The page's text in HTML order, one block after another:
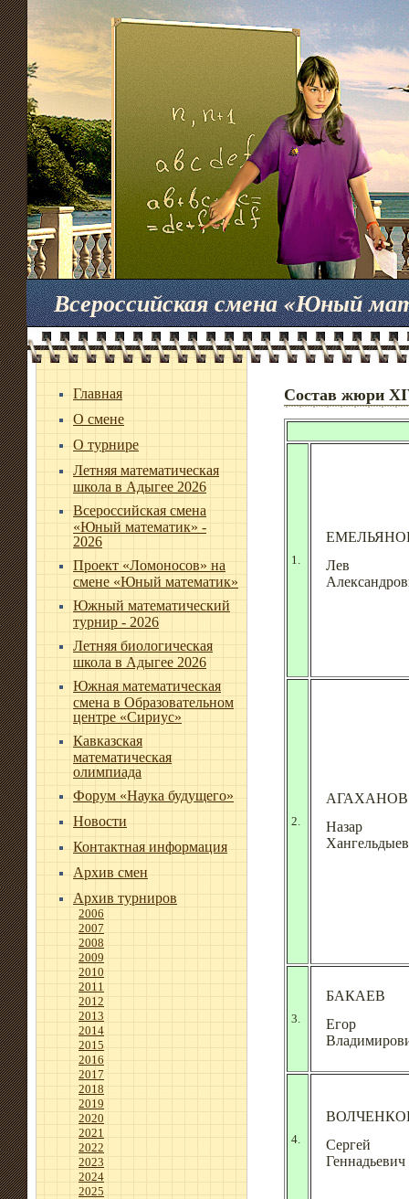
Всероссийская смена «Юный
Главная
О смене
О турнире
Летняя математическая
школа в Адыгее 2026
Всероссийская смена
«Юный математик» -
2026
Проект «Ломоносов» на
смене «Юный математик»
Южный математический
турнир - 2026
Летняя биологическая
школа в Адыгее 2026
Южная математическая
смена в Образовательном
центре «Сириус»
Кавказская
математическая
олимпиада
Форум «Наука будущего»
Новости
Контактная информация
Архив смен
Архив турниров
2006
2007
2008
2009
2010
2011
2012
2013
2014
2015
2016
2017
2018
2019
2020
2021
2022
2023
2024
2025
Состав жюри
1.
Лев
2.
АГАХАНОВ
Назар
3.
БАКАЕВ
Егор
4.
Сергей
Геннадьевич